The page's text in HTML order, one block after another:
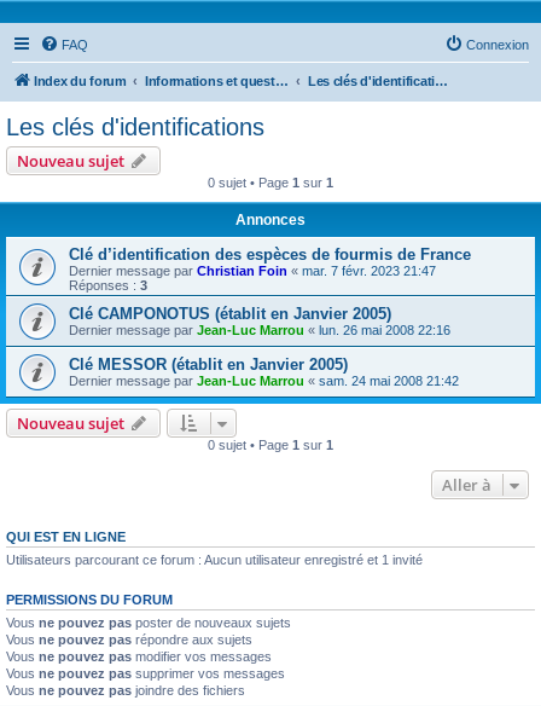
FAQ Connexion
Index du forum Informations et questions taxonomiques Les clés d'identifications
Les clés d'identifications
Nouveau sujet
0 sujet • Page 1 sur 1
Annonces
Clé d’identification des espèces de fourmis de France
Dernier message par Christian Foin « mar. 7 févr. 2023 21:47
Réponses : 3
Clé CAMPONOTUS (établit en Janvier 2005)
Dernier message par Jean-Luc Marrou « lun. 26 mai 2008 22:16
Clé MESSOR (établit en Janvier 2005)
Dernier message par Jean-Luc Marrou « sam. 24 mai 2008 21:42
Nouveau sujet
0 sujet • Page 1 sur 1
Aller à
QUI EST EN LIGNE
Utilisateurs parcourant ce forum : Aucun utilisateur enregistré et 1 invité
PERMISSIONS DU FORUM
Vous ne pouvez pas poster de nouveaux sujets
Vous ne pouvez pas répondre aux sujets
Vous ne pouvez pas modifier vos messages
Vous ne pouvez pas supprimer vos messages
Vous ne pouvez pas joindre des fichiers